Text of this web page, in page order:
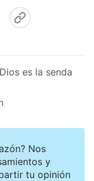
es la senda
Nos
y
tu opinión